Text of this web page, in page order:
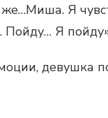
Я
Я
девушка